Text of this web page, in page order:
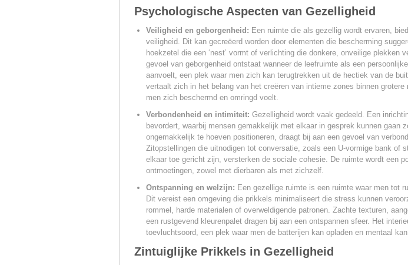
Psychologische Aspecten van Gezelligheid
Veiligheid en geborgenheid: Een ruimte die als gezellig wordt ervaren,
veiligheid. Dit kan gecreëerd worden door elementen die bescherming
hoekzetel die een ‘nest’ vormt of verlichting die donkere, onveilige plekken
gevoel van geborgenheid ontstaat wanneer de leefruimte als een
aanvoelt, een plek waar men zich kan terugtrekken uit de hectiek van de
vertaalt zich in het belang van het creëren van intieme zones binnen grotere
men zich beschermd en omringd voelt.
Verbondenheid en intimiteit: Gezelligheid wordt vaak gedeeld. Een
bevordert, waarbij mensen gemakkelijk met elkaar in gesprek kunnen gaan
ongemakkelijk te hoeven positioneren, draagt bij aan een gevoel van
Zitopstellingen die uitnodigen tot conversatie, zoals een U-vormige bank of
elkaar toe gericht zijn, versterken de sociale cohesie. De ruimte wordt een
ontmoetingen, zowel met dierbaren als met zichzelf.
Ontspanning en welzijn: Een gezellige ruimte is een ruimte waar men tot
Dit vereist een omgeving die prikkels minimaliseert die stress kunnen
rommel, harde materialen of overweldigende patronen. Zachte texturen,
een rustgevend kleurenpalet dragen bij aan een ontspannen sfeer. Het
toevluchtsoord, een plek waar men de batterijen kan opladen en mentaal kan
Zintuiglijke Prikkels in Gezelligheid